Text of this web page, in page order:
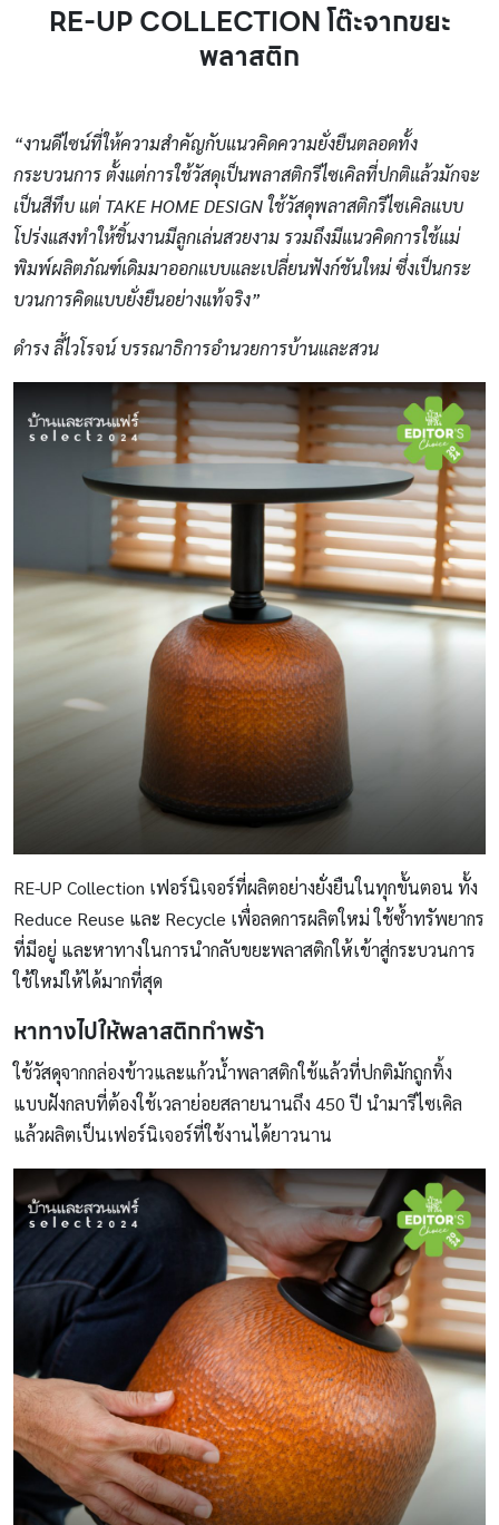
RE-UP COLLECTION โต๊ะจากขยะ
พลาสติก
“งานดีไซน์ที่ให้ความสำคัญกับแนวคิดความยั่งยืนตลอดทั้ง
กระบวนการ ตั้งแต่การใช้วัสดุเป็นพลาสติกรีไซเคิลที่ปกติแล้วมักจะ
เป็นสีทึบ แต่ TAKE HOME DESIGN ใช้วัสดุพลาสติกรีไซเคิลแบบ
โปร่งแสงทำให้ชิ้นงานมีลูกเล่นสวยงาม รวมถึงมีแนวคิดการใช้แม่
พิมพ์ผลิตภัณฑ์เดิมมาออกแบบและเปลี่ยนฟังก์ชันใหม่ ซึ่งเป็นกระ
บวนการคิดแบบยั่งยืนอย่างแท้จริง”
ดำรง ลี้ไวโรจน์ บรรณาธิการอำนวยการบ้านและสวน
RE-UP Collection เฟอร์นิเจอร์ที่ผลิตอย่างยั่งยืนในทุกขั้นตอน ทั้ง
Reduce Reuse และ Recycle เพื่อลดการผลิตใหม่ ใช้ซ้ำทรัพยากร
ที่มีอยู่ และหาทางในการนำกลับขยะพลาสติกให้เข้าสู่กระบวนการ
ใช้ใหม่ให้ได้มากที่สุด
หาทางไปให้พลาสติกกำพร้า
ใช้วัสดุจากกล่องข้าวและแก้วน้ำพลาสติกใช้แล้วที่ปกติมักถูกทิ้ง
แบบฝังกลบที่ต้องใช้เวลาย่อยสลายนานถึง 450 ปี นำมารีไซเคิล
แล้วผลิตเป็นเฟอร์นิเจอร์ที่ใช้งานได้ยาวนาน